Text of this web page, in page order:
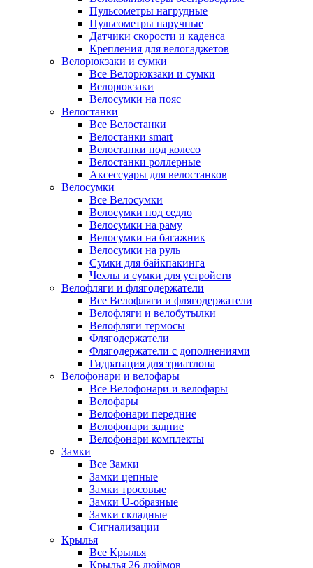
Пульсометры нагрудные
Пульсометры наручные
Датчики скорости и каденса
Крепления для велогаджетов
Велорюкзаки и сумки
Все Велорюкзаки и сумки
Велорюкзаки
Велосумки на пояс
Велостанки
Все Велостанки
Велостанки smart
Велостанки под колесо
Велостанки роллерные
Аксессуары для велостанков
Велосумки
Все Велосумки
Велосумки под седло
Велосумки на раму
Велосумки на багажник
Велосумки на руль
Сумки для байкпакинга
Чехлы и сумки для устройств
Велофляги и флягодержатели
Все Велофляги и флягодержатели
Велофляги и велобутылки
Велофляги термосы
Флягодержатели
Флягодержатели с дополнениями
Гидратация для триатлона
Велофонари и велофары
Все Велофонари и велофары
Велофары
Велофонари передние
Велофонари задние
Велофонари комплекты
Замки
Все Замки
Замки цепные
Замки тросовые
Замки U-образные
Замки складные
Сигнализации
Крылья
Все Крылья
Крылья 26 дюймов